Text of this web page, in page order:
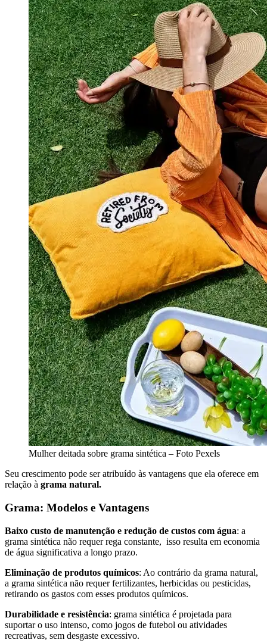
Mulher deitada sobre grama sintética – Foto Pexels
Seu crescimento pode ser atribuído às vantagens que ela oferece em
relação à grama natural.
Grama: Modelos e Vantagens
Baixo custo de manutenção e redução de custos com água: a
grama sintética não requer rega constante, isso resulta em economia
de água significativa a longo prazo.
Eliminação de produtos químicos: Ao contrário da grama natural,
a grama sintética não requer fertilizantes, herbicidas ou pesticidas,
retirando os gastos com esses produtos químicos.
Durabilidade e resistência: grama sintética é projetada para
suportar o uso intenso, como jogos de futebol ou atividades
recreativas, sem desgaste excessivo.